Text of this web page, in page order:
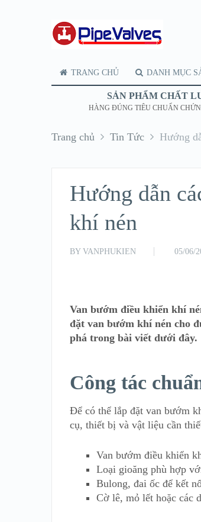
TRANG CHỦ DANH MỤC
SẢN PHẨM CHẤT
HÀNG ĐÚNG TIÊU CHUẨN
Trang chủ Tin Tức Hướng
Hướng dẫn
khí nén
BY VANPHUKIEN 05/06/
Van bướm điều khiển khí
đặt van bướm khí nén cho
phá trong bài viết dưới đây.
Công tác
Để có thể lắp đặt van bướm
cụ, thiết bị và vật liệu cần
Van bướm điều khiển
Loại gioăng phù hợp
Bulong, đai ốc để kết
Cờ lê, mỏ lết hoặc các